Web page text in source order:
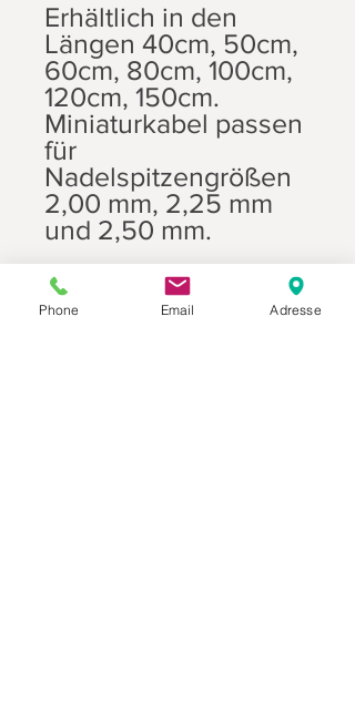
Erhältlich in den
Längen 40cm, 50cm,
60cm, 80cm, 100cm,
120cm, 150cm.
Miniaturkabel passen
für
Nadelspitzengrößen
2,00 mm, 2,25 mm
und 2,50 mm.
Phone Email Adresse